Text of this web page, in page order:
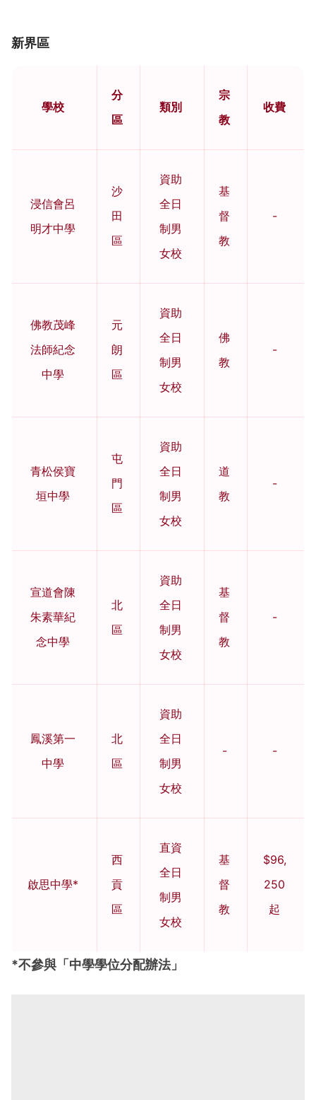
新界區
學校
分
區
類別
宗
教
收費
浸信會呂
明才中學
沙
田
區
資助
全日
制男
女校
基
督
教
-
佛教茂峰
法師紀念
中學
元
朗
區
資助
全日
制男
女校
佛
教
-
青松侯寶
垣中學
屯
門
區
資助
全日
制男
女校
道
教
-
宣道會陳
朱素華紀
念中學
北
區
資助
全日
制男
女校
基
督
教
-
鳳溪第一
中學
北
區
資助
全日
制男
女校
- -
啟思中學*
西
貢
區
直資
全日
制男
女校
基
督
教
$96,
250
起
*不參與「中學學位分配辦法」